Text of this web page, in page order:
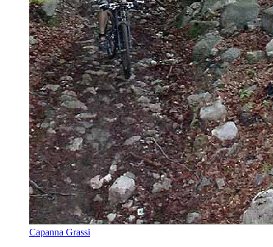
Capanna Grassi